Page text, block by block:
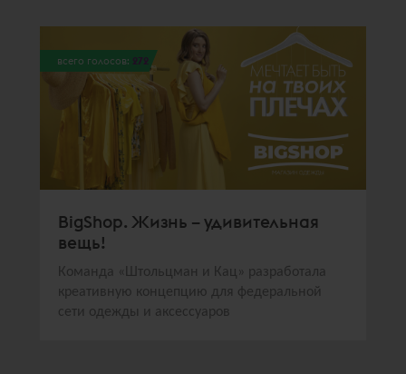
всего голосов: 272
BigShop. Жизнь – удивительная
вещь!
Команда «Штольцман и Кац» разработала
креативную концепцию для федеральной
сети одежды и аксессуаров